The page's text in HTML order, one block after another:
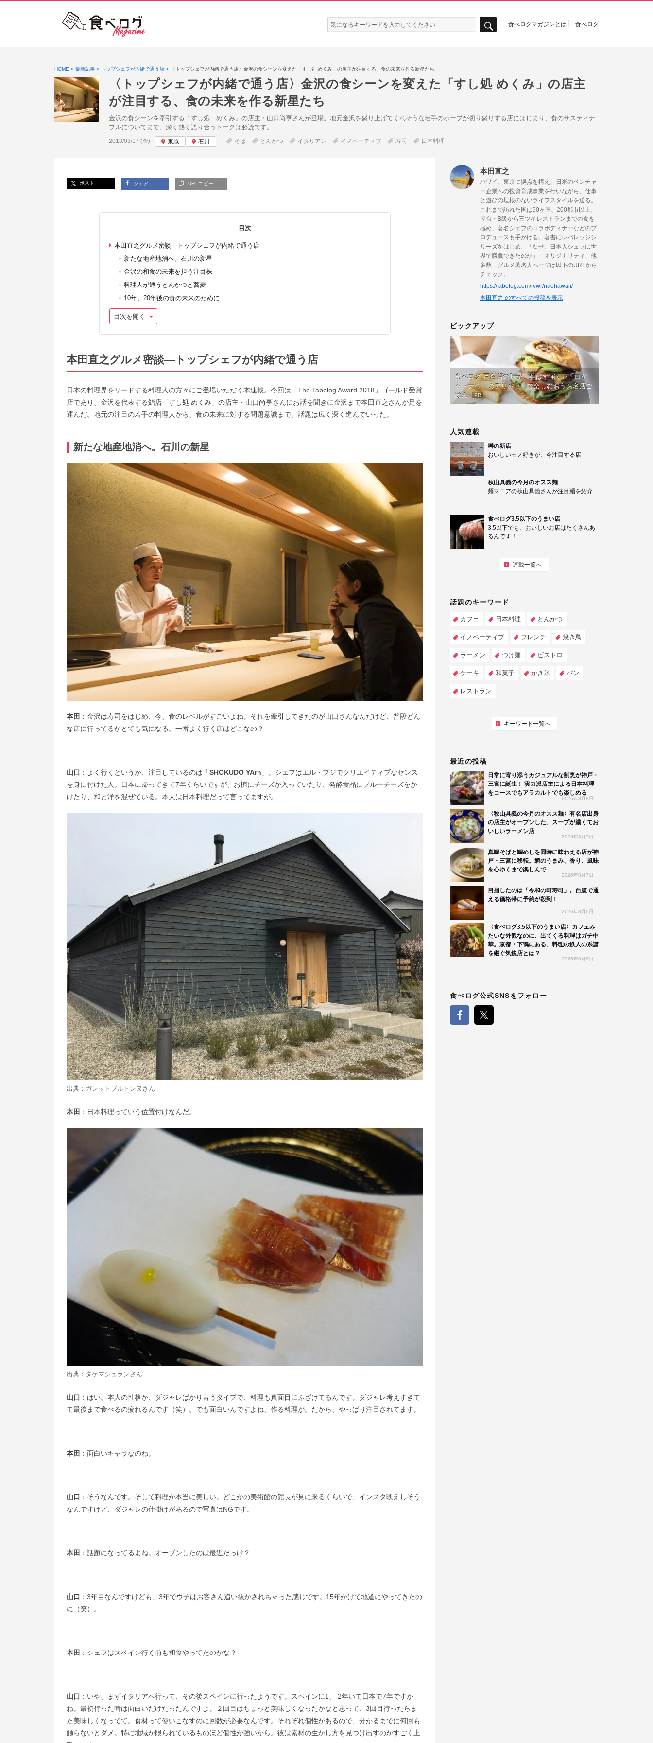
検
索:
食べログマガジンとは 食べログ
HOME 最新記事 トップシェフが内緒で通う店 〈トップシェフが内緒で通う店〉金沢の食シーンを変えた「すし処 めくみ」の店主が注目する、食の未来を作る新星たち
〈トップシェフが内緒で通う店〉金沢の食シーンを変えた「すし処 めくみ」の店主
が注目する、食の未来を作る新星たち
金沢の食シーンを牽引する「すし処 めくみ」の店主・山口尚亨さんが登場。地元金沢を盛り上げてくれそうな若手のホープが切り盛りする店にはじまり、食のサスティナ
ブルについてまで、深く熱く語り合うトークは必読です。
投稿日:
2018/08/17 (金) 東京 石川 そば とんかつ イタリアン イノベーティブ 寿司 日本料理
ポスト シェア URLコピー
目次
本田直之グルメ密談―トップシェフが内緒で通う店
新たな地産地消へ。石川の新星
金沢の和食の未来を担う注目株
料理人が通うとんかつと蕎麦
10年、20年後の食の未来のために
目次を開く
本田直之グルメ密談―トップシェフが内緒で通う店
日本の料理界をリードする料理人の方々にご登場いただく本連載。今回は「The Tabelog Award 2018」ゴールド受賞
店であり、金沢を代表する鮨店「すし処 めくみ」の店主・山口尚亨さんにお話を聞きに金沢まで本田直之さんが足を
運んだ。地元の注目の若手の料理人から、食の未来に対する問題意識まで、話題は広く深く進んでいった。
新たな地産地消へ。石川の新星
本田 ：金沢は寿司をはじめ、今、食のレベルがすごいよね。それを牽引してきたのが山口さんなんだけど、普段どん
な店に行ってるかとても気になる。一番よく行く店はどこなの？
山口 ：よく行くというか、注目しているのは「SHOKUDO YArn 」。シェフはエル・ブジでクリエイティブなセンス
を身に付けた人。日本に帰ってきて7年くらいですが、お椀にチーズが入っていたり、発酵食品にブルーチーズをか
けたり、和と洋を混ぜている。本人は日本料理だって言ってますが。
出典： ガレットブルトンヌさん
本田 ：日本料理っていう位置付けなんだ。
出典： タケマシュランさん
山口 ：はい。本人の性格か、ダジャレばかり言うタイプで、料理も真面目にふざけてるんです。ダジャレ考えすぎて
て最後まで食べるの疲れるんです（笑）。でも面白いんですよね、作る料理が。だから、やっぱり注目されてます。
本田 ：面白いキャラなのね。
山口 ：そうなんです。そして料理が本当に美しい。どこかの美術館の館長が見に来るくらいで、インスタ映えしそう
なんですけど、ダジャレの仕掛けがあるので写真はNGです。
本田 ：話題になってるよね。オープンしたのは最近だっけ？
山口 ：3年目なんですけども、3年でウチはお客さん追い抜かされちゃった感じです。15年かけて地道にやってきたの
に（笑）。
本田 ：シェフはスペイン行く前も和食やってたのかな？
山口 ：いや、まずイタリアへ行って、その後スペインに行ったようです。スペインに1、 2年いて日本で7年ですか
ね。最初行った時は面白いだけだったんですよ。２回目はちょっと美味しくなったかなと思って、3回目行ったらま
た美味しくなってて。食材って使いこなすのに回数が必要なんです。それぞれ個性があるので、分かるまでに何回も
触らないとダメ。特に地域が限られているものほど個性が強いから。彼は素材の生かし方を見つけ出すのがすごく上
本田直之
ハワイ、東京に拠点を構え、日米のベンチャ
ー企業への投資育成事業を行いながら、仕事
と遊びの垣根のないライフスタイルを送る。
これまで訪れた国は60ヶ国、200都市以上。
屋台・B級から三ツ星レストランまでの食を
極め、著名シェフのコラボディナーなどのプ
ロデュースも手がける。著書にレバレッジシ
リーズをはじめ、「なぜ、日本人シェフは世
界で勝負できたのか」「オリジナリティ」他
多数。グルメ著名人ページは以下のURLから
チェック。
https://tabelog.com/rvwr/naohawaii/
本田直之 のすべての投稿を表示
ピックアップ
食べログ 百名店の味が、並ばず届く!?「ロケ
ットナウ」のデリバリーで楽しむおうち名店ご
はん
PR
人気連載
噂の新店
おいしいモノ好きが、今注目する店
秋山具義の今月のオスス麺
麺マニアの秋山具義さんが注目麺を紹介
食べログ3.5以下のうまい店
3.5以下でも、おいしいお店はたくさんあ
るんです！
連載一覧へ
話題のキーワード
カフェ 日本料理 とんかつ
イノベーティブ フレンチ 焼き鳥
ラーメン つけ麺 ビストロ
ケーキ 和菓子 かき氷 パン
レストラン
キーワード一覧へ
最近の投稿
日常に寄り添うカジュアルな割烹が神戸・
三宮に誕生！ 実力派店主による日本料理
をコースでもアラカルトでも楽しめる
2026年8月8日
〈秋山具義の今月のオスス麺〉有名店出身
の店主がオープンした、スープが濃くてお
いしいラーメン店
2026年8月7日
真鯛そばと鯛めしを同時に味わえる店が神
戸・三宮に移転。鯛のうまみ、香り、風味
を心ゆくまで楽しんで
2026年8月7日
目指したのは「令和の町寿司」。自腹で通
える価格帯に予約が殺到！
2026年8月6日
〈食べログ3.5以下のうまい店〉カフェみ
たいな外観なのに、出てくる料理はガチ中
華。京都・下鴨にある、料理の鉄人の系譜
を継ぐ気鋭店とは？
2026年8月6日
食べログ公式SNSをフォロー